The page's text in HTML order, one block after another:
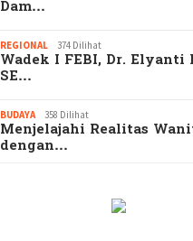
Dam…
REGIONAL 374 Dilihat
Wadek I FEBI, Dr. Elyanti
SE…
BUDAYA 358 Dilihat
Menjelajahi Realitas
dengan…